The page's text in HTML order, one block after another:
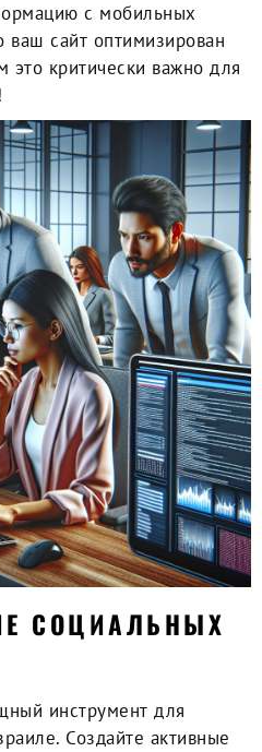
с мобильных
ваш сайт оптимизирован
критически важно для
СОЦИАЛЬНЫХ
инструмент для
Создайте активные